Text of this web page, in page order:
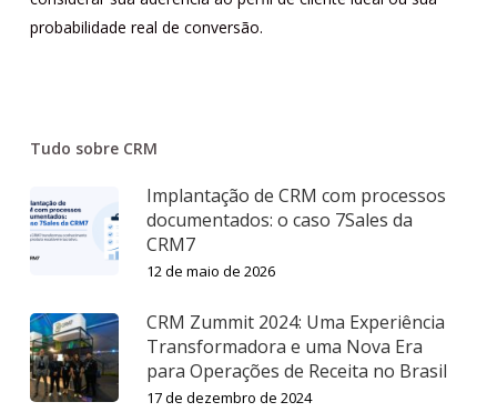
probabilidade real de conversão.
Tudo sobre CRM
Implantação de CRM com processos
documentados: o caso 7Sales da
CRM7
12 de maio de 2026
CRM Zummit 2024: Uma Experiência
Transformadora e uma Nova Era
para Operações de Receita no Brasil
17 de dezembro de 2024